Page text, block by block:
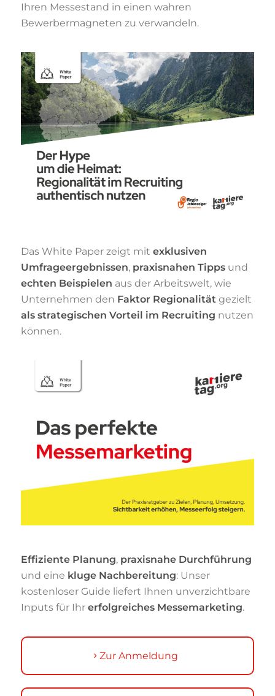
Ihren Messestand in einen wahren
Bewerbermagneten zu verwandeln.
Das White Paper zeigt mit exklusiven
Umfrageergebnissen, praxisnahen Tippsund
echten Beispielen aus der Arbeitswelt, wie
Unternehmen den Faktor Regionalitätgezielt
als strategischen Vorteil im Recruiting nutzen
können.
Effiziente Planung, praxisnahe Durchführung
und eine kluge Nachbereitung: Unser
kostenloser Guide liefert Ihnen unverzichtbare
Inputs für Ihr erfolgreiches Messemarketing.
Zur Anmeldung